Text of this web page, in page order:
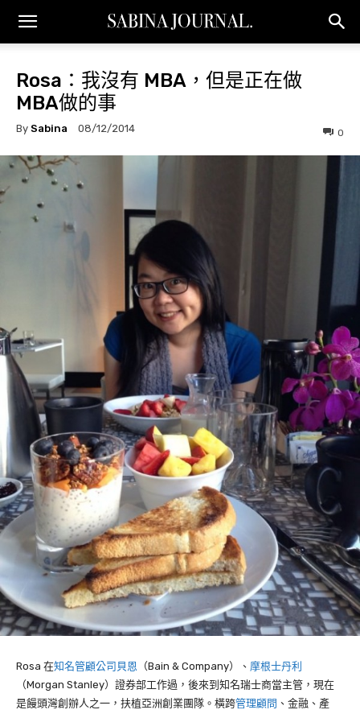
Rosa：我沒有 MBA，但是正在做
MBA做的事
By Sabina 08/12/2014 0
Rosa 在知名管顧公司貝恩 （Bain & Company）、 摩根士丹利
（Morgan Stanley）證券部工作過，後來到知名瑞士商當主管，現在
是饅頭灣創辦人之一，扶植亞洲創業團隊。橫跨管理顧問 、金融、產